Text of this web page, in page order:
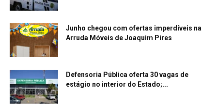
Junho chegou com ofertas imperdíveis na
Arruda Móveis de Joaquim Pires
Defensoria Pública oferta 30 vagas de
estágio no interior do Estado;...